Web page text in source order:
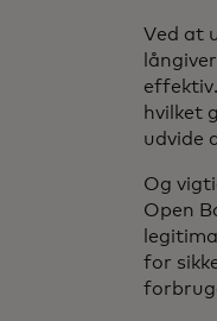
Ved at
hvilket
udvide
Og
Open
for